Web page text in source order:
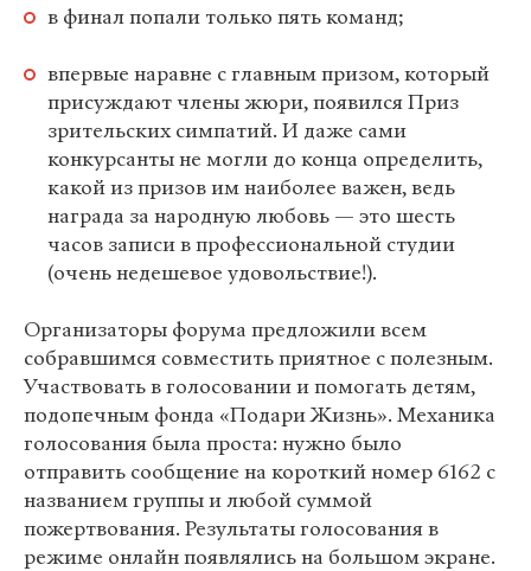
в финал попали только пять команд;
впервые наравне с главным призом, который
присуждают члены жюри, появился Приз
зрительских симпатий. И даже сами
конкурсанты не могли до конца определить,
какой из призов им наиболее важен, ведь
награда за народную любовь — это шесть
часов записи в профессиональной студии
(очень недешевое удовольствие!).
Организаторы форума предложили всем
собравшимся совместить приятное с полезным.
Участвовать в голосовании и помогать детям,
подопечным фонда «Подари Жизнь». Механика
голосования была проста: нужно было
отправить сообщение на короткий номер 6162 с
названием группы и любой суммой
пожертвования. Результаты голосования в
режиме онлайн появлялись на большом экране.